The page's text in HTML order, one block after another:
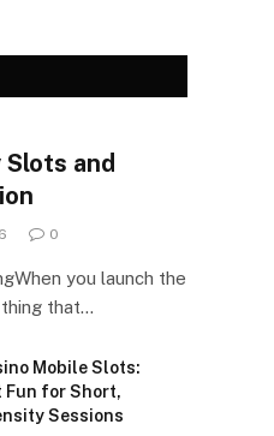
Slots and
0
you launch the
that…
Mobile Slots:
Fun for Short,
Sessions